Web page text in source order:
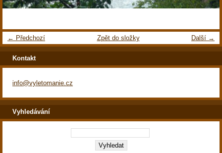
← Předchozí Další →
Zpět do složky
Kontakt
info@vyletomanie.cz
Vyhledávání